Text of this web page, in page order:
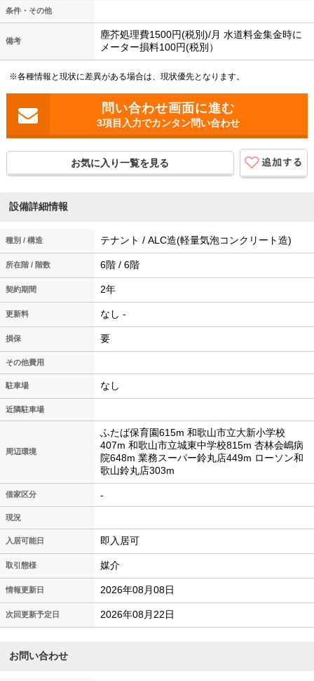
条件・その他
備考
塵芥処理費1500円(税別)/月 水道料金集金時に
メーター損料100円(税別）
※各種情報と現状に差異がある場合は、現状優先となります。
3項目入力でカンタン問い合わせ
お気に入り一覧を見る
設備詳細情報
種別 / 構造 テナント / ALC造(軽量気泡コンクリート造)
所在階 / 階数 6階 / 6階
契約期間 2年
更新料 なし -
損保 要
その他費用
駐車場 なし
近隣駐車場
周辺環境
ふたば保育園615m 和歌山市立大新小学校
407m 和歌山市立城東中学校815m 杏林会嶋病
院648m 業務スーパー鈴丸店449m ローソン和
歌山鈴丸店303m
借家区分 -
現況
入居可能日 即入居可
取引態様 媒介
情報更新日 2026年08月08日
次回更新予定日 2026年08月22日
お問い合わせ